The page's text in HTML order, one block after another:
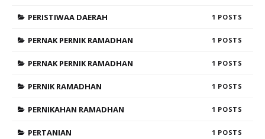
PERISTIWAA DAERAH 1
PERNAK PERNIK RAMADHAN 1
PERNAK PERNIK RAMADHAN 1
PERNIK RAMADHAN 1
PERNIKAHAN RAMADHAN 1
PERTANIAN 1